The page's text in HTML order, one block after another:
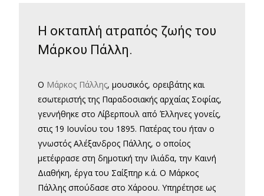
Η οκταπλή ατραπός ζωής του
Μάρκου Πάλλη.
Ο Μάρκος Πάλλης, μουσικός, ορειβάτης και
εσωτεριστής της Παραδοσιακής αρχαίας Σοφίας,
γεννήθηκε στο Λίβερπουλ από Έλληνες γονείς,
στις 19 Ιουνίου του 1895. Πατέρας του ήταν ο
γνωστός Αλέξανδρος Πάλλης, ο οποίος
μετέφρασε στη δημοτική την Ιλιάδα, την Καινή
Διαθήκη, έργα του Σαίξπηρ κ.ά. Ο Μάρκος
Πάλλης σπούδασε στο Χάροου. Υπηρέτησε ως